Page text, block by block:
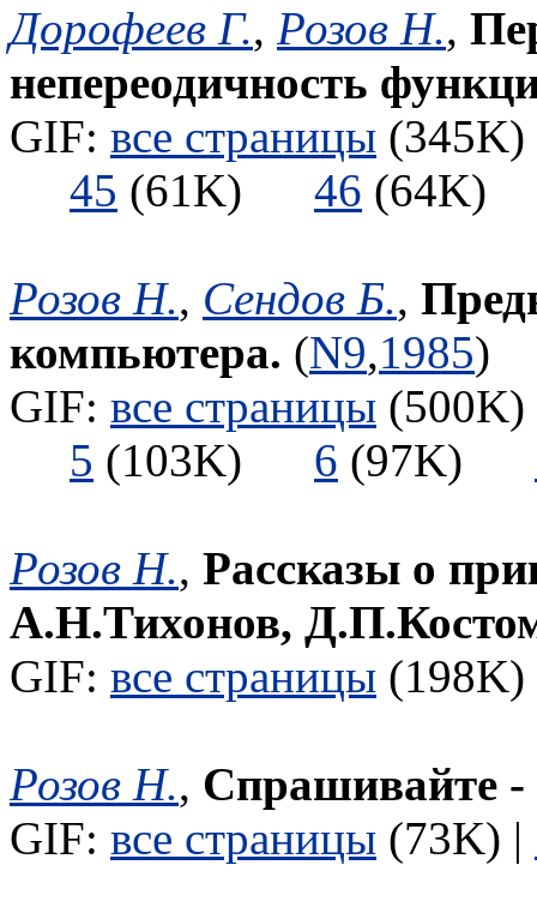
Дорофеев Г., Розов Н.,
непереодичность
GIF: все страницы
45 (61K) 46
Розов Н., Сендов Б.,
компьютера. (N9,1985)
GIF: все страницы
5 (103K) 6 (97K)
Розов Н., Рассказы о
А.Н.Тихонов,
GIF: все страницы
Розов Н., Спрашивайте -
GIF: все страницы (73K) |